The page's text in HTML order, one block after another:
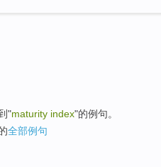
"maturity index"的例句。
全部例句